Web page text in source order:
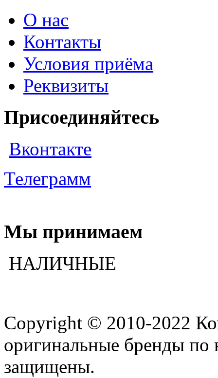
О нас
Контакты
Условия приёма
Реквизиты
Присоединяйтесь
Вконтакте
Телеграмм
Мы принимаем
НАЛИЧНЫЕ
Copyright © 2010-2022
оригинальные бренды по
защищены.